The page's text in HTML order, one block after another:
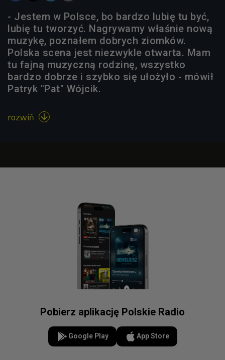
- Jestem w Polsce, bo bardzo lubię tu być,
lubię tu tworzyć. Nagrywamy właśnie nową
muzykę, poznałem dobrych ziomków.
Polska scena jest niezwykle otwarta. Mam
tu fajną muzyczną rodzinę, wszystko
bardzo dobrze i szybko się ułożyło - mówił
Patryk "Pat" Wójcik.
rozwiń 
Pobierz aplikację Polskie Radio
Google Play App Store